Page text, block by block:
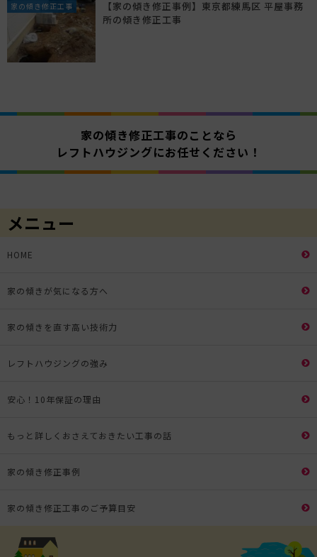
家の傾き修正工事
【家の傾き修正事例】東京都練馬区 平屋事務
所の傾き修正工事
家の傾き修正工事のことなら
レフトハウジングにお任せください！
メニュー
HOME
家の傾きが気になる方へ
家の傾きを直す高い技術力
レフトハウジングの強み
安心！10年保証の理由
もっと詳しくおさえておきたい工事の話
家の傾き修正事例
家の傾き修正工事のご予算目安